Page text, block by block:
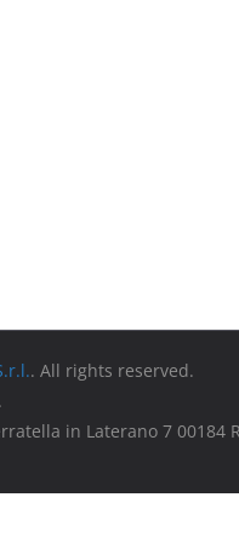
. All rights reserved.
in Laterano 7 00184